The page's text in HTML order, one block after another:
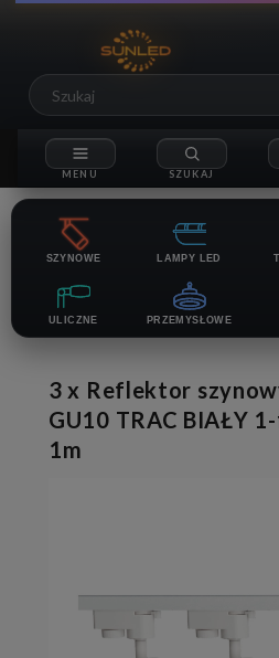
SZYNOWE LAMPY LED
ULICZNE PRZEMYSŁOWE
3 x Reflektor szynowy na żarówkę
GU10 TRAC BIAŁY
1m